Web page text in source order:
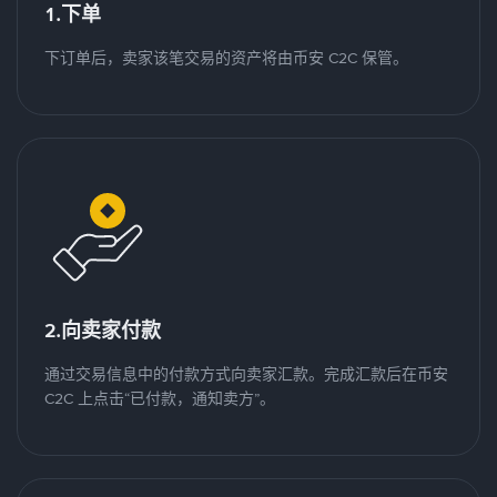
1.下单
下订单后，卖家该笔交易的资产将由币安 C2C 保管。
2.向卖家付款
通过交易信息中的付款方式向卖家汇款。完成汇款后在币安
C2C 上点击“已付款，通知卖方”。